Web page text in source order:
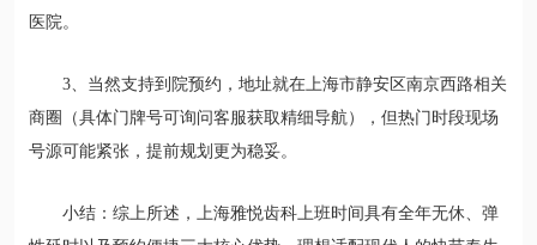
医院。
3、当然支持到院预约，地址就在上海市静安区南京西路相关
商圈（具体门牌号可询问客服获取精细导航），但热门时段现场
号源可能紧张，提前规划更为稳妥。
小结：综上所述，上海雅悦齿科上班时间具有全年无休、弹